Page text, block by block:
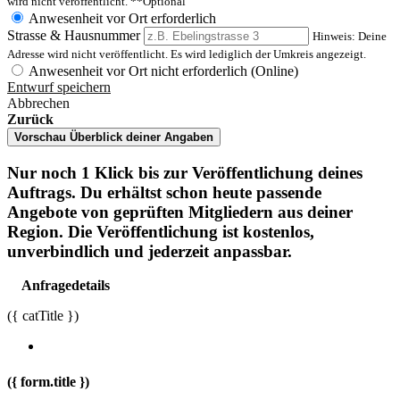
Anwesenheit vor Ort erforderlich
Strasse & Hausnummer
Hinweis: Deine
Adresse wird nicht veröffentlicht. Es wird lediglich der Umkreis angezeigt.
Anwesenheit vor Ort nicht erforderlich (Online)
Entwurf speichern
Abbrechen
Zurück
Vorschau Überblick deiner Angaben
Nur noch 1 Klick bis zur Veröffentlichung deines
Auftrags. Du erhältst schon heute passende
Angebote von geprüften Mitgliedern aus deiner
Region. Die Veröffentlichung ist kostenlos,
unverbindlich und jederzeit anpassbar.
Anfragedetails
({ catTitle })
({ form.title })